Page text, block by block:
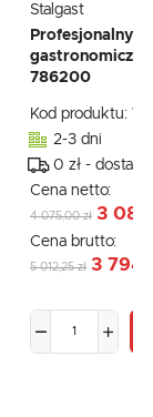
Stalgast
Profesjonalny
786200
Kod produktu:
2-3 dni
0 zł -
Cena netto:
4 075,00 zł 3
Cena brutto:
5 012,25 zł 3